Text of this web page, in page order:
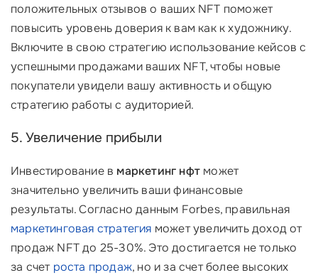
положительных отзывов о ваших NFT поможет
повысить уровень доверия к вам как к художнику.
Включите в свою стратегию использование кейсов с
успешными продажами ваших NFT, чтобы новые
покупатели увидели вашу активность и общую
стратегию работы с аудиторией.
5. Увеличение прибыли
Инвестирование в маркетинг нфт может
значительно увеличить ваши финансовые
результаты. Согласно данным Forbes, правильная
маркетинговая стратегия может увеличить доход от
продаж NFT до 25-30%. Это достигается не только
за счет роста продаж, но и за счет более высоких